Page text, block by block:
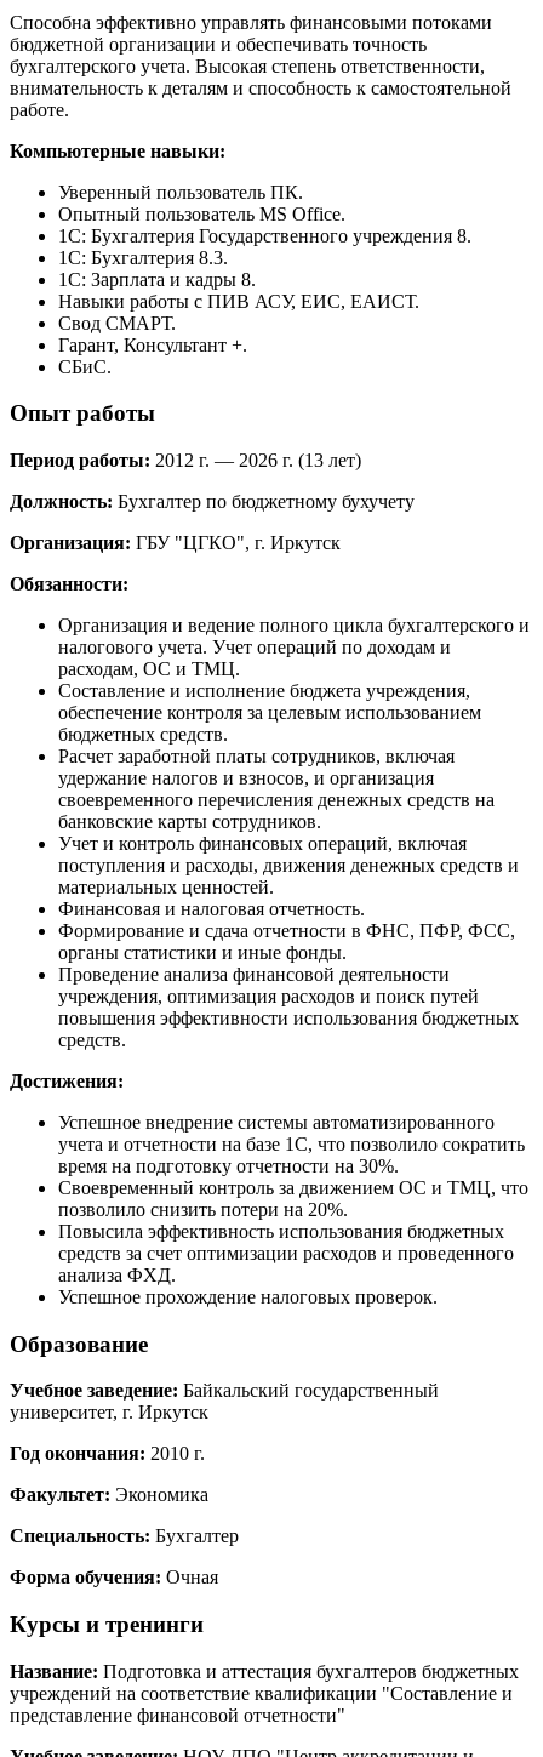
Способна эффективно управлять финансовыми потоками
бюджетной организации и обеспечивать точность
бухгалтерского учета. Высокая степень ответственности,
внимательность к деталям и способность к самостоятельной
работе.
Компьютерные навыки:
Уверенный пользователь ПК.
Опытный пользователь MS Office.
1С: Бухгалтерия Государственного учреждения 8.
1С: Бухгалтерия 8.3.
1С: Зарплата и кадры 8.
Навыки работы с ПИВ АСУ, ЕИС, ЕАИСТ.
Свод СМАРТ.
Гарант, Консультант +.
СБиС.
Опыт работы
Период работы: 2012 г. — 2026 г. (13 лет)
Должность: Бухгалтер по бюджетному бухучету
Организация: ГБУ "ЦГКО", г. Иркутск
Обязанности:
Организация и ведение полного цикла бухгалтерского и
налогового учета. Учет операций по доходам и
расходам, ОС и ТМЦ.
Составление и исполнение бюджета учреждения,
обеспечение контроля за целевым использованием
бюджетных средств.
Расчет заработной платы сотрудников, включая
удержание налогов и взносов, и организация
своевременного перечисления денежных средств на
банковские карты сотрудников.
Учет и контроль финансовых операций, включая
поступления и расходы, движения денежных средств и
материальных ценностей.
Финансовая и налоговая отчетность.
Формирование и сдача отчетности в ФНС, ПФР, ФСС,
органы статистики и иные фонды.
Проведение анализа финансовой деятельности
учреждения, оптимизация расходов и поиск путей
повышения эффективности использования бюджетных
средств.
Достижения:
Успешное внедрение системы автоматизированного
учета и отчетности на базе 1С, что позволило сократить
время на подготовку отчетности на 30%.
Своевременный контроль за движением ОС и ТМЦ, что
позволило снизить потери на 20%.
Повысила эффективность использования бюджетных
средств за счет оптимизации расходов и проведенного
анализа ФХД.
Успешное прохождение налоговых проверок.
Образование
Учебное заведение: Байкальский государственный
университет, г. Иркутск
Год окончания: 2010 г.
Факультет: Экономика
Специальность: Бухгалтер
Форма обучения: Очная
Курсы и тренинги
Название: Подготовка и аттестация бухгалтеров бюджетных
учреждений на соответствие квалификации "Составление и
представление финансовой отчетности"